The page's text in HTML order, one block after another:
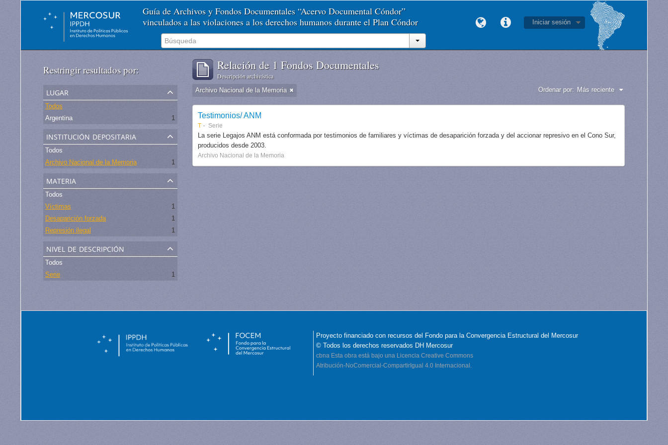
Guía de Archivos y Fondos Documentales “Acervo Documental Cóndor”
vinculados a las violaciones a los derechos humanos durante el Plan Cóndor
Iniciar sesión
Restringir resultados por:
lugar
Todos
Argentina
1
institución depositaria
Todos
Archivo Nacional de la Memoria
1
materia
Todos
Víctimas
1
Desaparición forzada
1
Represión ilegal
1
nivel de descripción
Todos
Serie
1
Relación de 1 Fondos Documentales
Descripción archivística
Archivo Nacional de la Memoria Ordenar por: Más reciente
Testimonios/ ANM
T Serie
La serie Legajos ANM está conformada por testimonios de familiares y víctimas de desaparición forzada y del accionar represivo en el Cono Sur,
producidos desde 2003.
Archivo Nacional de la Memoria
Proyecto financiado con recursos del Fondo para la Convergencia Estructural del Mercosur
© Todos los derechos reservados DH Mercosur
cbna Esta obra está bajo una Licencia Creative Commons
Atribución-NoComercial-CompartirIgual 4.0 Internacional.